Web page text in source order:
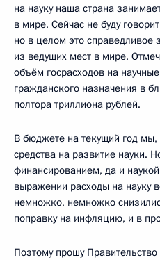
на науку наша страна
в мире. Сейчас не буду
но в целом это справедливое
из ведущих мест в мире.
объём госрасходов на
гражданского назначения в
полтора триллиона рублей.
В бюджете на текущий год мы,
средства на развитие науки.
финансированием, да и
выражении расходы на науку
немножко, немножко
поправку на инфляцию, и в
Поэтому прошу